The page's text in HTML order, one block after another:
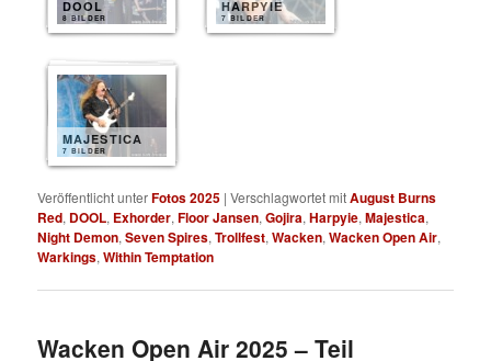
DOOL
8 BILDER
HARPYIE
7 BILDER
MAJESTICA
7 BILDER
Veröffentlicht unterFotos 2025 |Verschlagwortet mitAugust Burns
Red, DOOL, Exhorder,Floor Jansen,Gojira,Harpyie,Majestica,
Night Demon,Seven Spires,Trollfest,Wacken,Wacken Open Air,
Warkings,Within Temptation
Wacken Open Air 2025 – Teil